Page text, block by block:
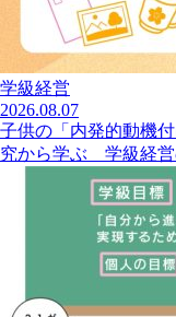
学級経営
2026.08.07
子供の「内発的動機
究から学ぶ 学級経